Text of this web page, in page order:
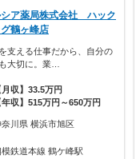
シア薬局株式会社 ハック
グ鶴ヶ峰店
支える仕事だから、自分の
大切に。業…
月収】33.5万円
年収】515万円～650万円
奈川県 横浜市旭区
模鉄道本線 鶴ケ峰駅